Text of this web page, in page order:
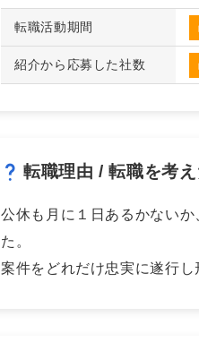
転職活動期間
紹介から応募した社数
転職理由 / 転職を考
公休も月に１日あるかない
た。
案件をどれだけ忠実に遂行